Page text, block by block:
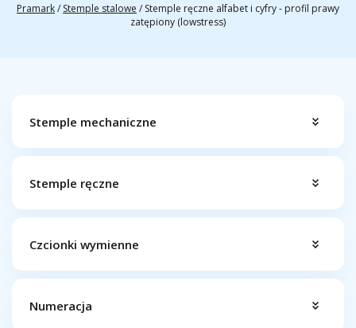
Pramark/ Stemple stalowe / Stemple ręczne alfabet i cyfry - profil prawy
zatępiony (lowstress)
Stemple mechaniczne
Stemple ręczne
Czcionki wymienne
Numeracja